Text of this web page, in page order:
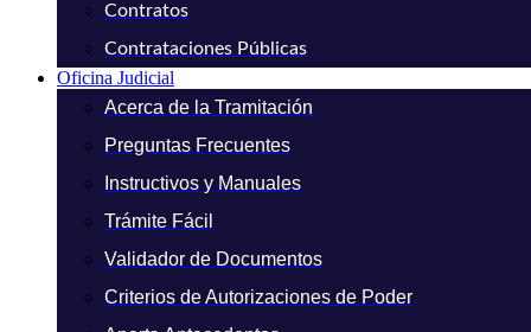
Contratos
Contrataciones Públicas
Oficina Judicial
Acerca de la Tramitación
Preguntas Frecuentes
Instructivos y Manuales
Trámite Fácil
Validador de Documentos
Criterios de Autorizaciones de Poder